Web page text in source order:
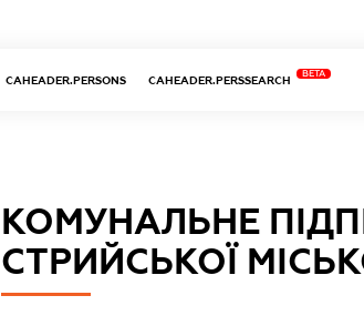
CAHEADER.PERSONS CAHEADER.PERSSEARCH
BETA
КОМУНАЛЬНЕ
СТРИЙСЬКОЇ